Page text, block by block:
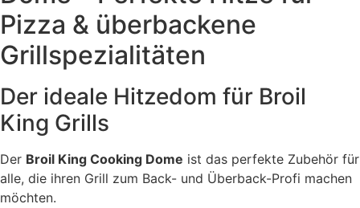
Pizza & überbackene
Grillspezialitäten
Der ideale Hitzedom für Broil
King Grills
Der Broil King Cooking Dome ist das perfekte Zubehör für
alle, die ihren Grill zum Back- und Überback-Profi machen
möchten.